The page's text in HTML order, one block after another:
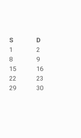
S
D
1
2
8
9
15
16
22
23
29
30